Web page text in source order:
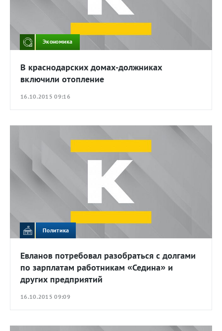
Экономика
В краснодарских домах-должниках
включили отопление
16.10.2015 09:16
Политика
Евланов потребовал разобраться с долгами
по зарплатам работникам «Седина» и
других предприятий
16.10.2015 09:09